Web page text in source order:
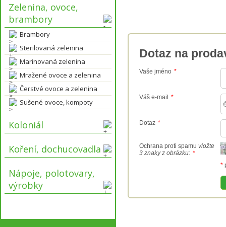
Dotaz na
Vaše jméno *
Váš e-mail *
Dotaz *
Ochrana proti spamu vložte
3 znaky z obrázku: *
*
Zelenina, ovoce,
brambory
Brambory
Sterilovaná zelenina
Marinovaná zelenina
Mražené ovoce a zelenina
Čerstvé ovoce a zelenina
Sušené ovoce, kompoty
Koloniál
Koření, dochucovadla
Nápoje, polotovary,
výrobky